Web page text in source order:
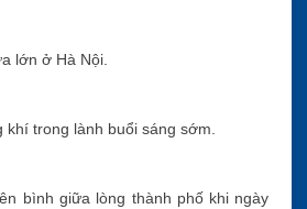
lớn ở Hà Nội.
trong lành buổi sáng sớm.
bình giữa lòng thành phố khi ngày